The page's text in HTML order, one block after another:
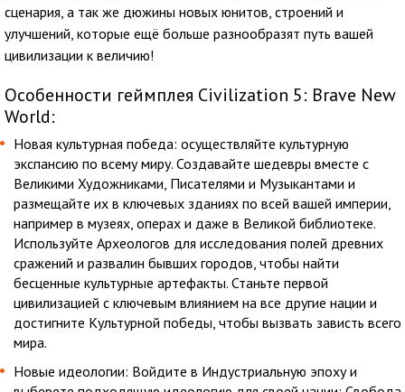
сценария, а так же дюжины новых юнитов, строений и
улучшений, которые ещё больше разнообразят путь вашей
цивилизации к величию!
Особенности геймплея Civilization 5: Brave New
World:
Новая культурная победа: осуществляйте культурную
экспансию по всему миру. Создавайте шедевры вместе с
Великими Художниками, Писателями и Музыкантами и
размещайте их в ключевых зданиях по всей вашей империи,
например в музеях, операх и даже в Великой библиотеке.
Используйте Археологов для исследования полей древних
сражений и развалин бывших городов, чтобы найти
бесценные культурные артефакты. Станьте первой
цивилизацией с ключевым влиянием на все другие нации и
достигните Культурной победы, чтобы вызвать зависть всего
мира.
Новые идеологии: Войдите в Индустриальную эпоху и